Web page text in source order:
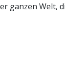
ganzen Welt,